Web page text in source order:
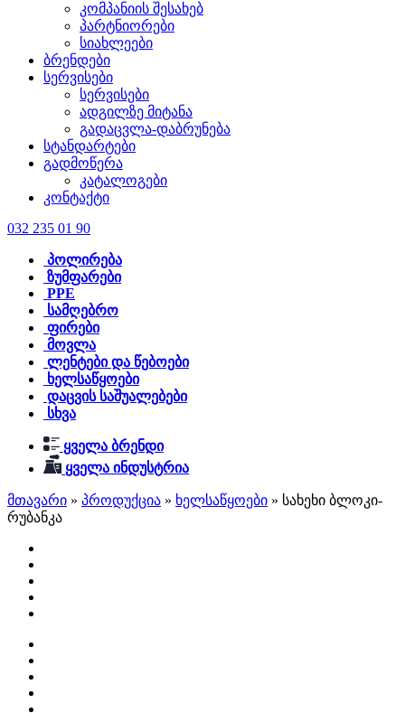
კომპანიის შესახებ
პარტნიორები
სიახლეები
ბრენდები
სერვისები
სერვისები
ადგილზე მიტანა
გადაცვლა-დაბრუნება
სტანდარტები
გადმოწერა
კატალოგები
კონტაქტი
032 235 01 90
პოლირება
ზუმფარები
PPE
სამღებრო
ფირები
მოვლა
ლენტები და წებოები
ხელსაწყოები
დაცვის საშუალებები
სხვა
ყველა ბრენდი
ყველა ინდუსტრია
მთავარი » პროდუქცია » ხელსაწყოები » სახეხი ბლოკი-
რუბანკა